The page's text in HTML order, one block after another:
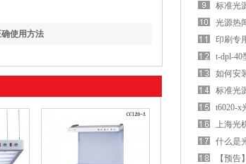
使用方法
准透射
标准光
校准规
光源热
印刷专
t-dpl-40
意事项
如何安
安装方
标准光
t6020-x
上海光
白光激
什么是
多少？
【预